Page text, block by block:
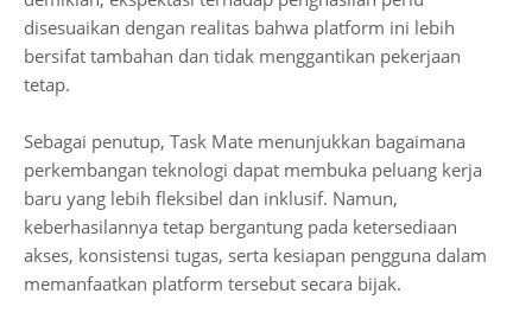
disesuaikan dengan realitas bahwa platform ini lebih
bersifat tambahan dan tidak menggantikan pekerjaan
tetap.
Sebagai penutup, Task Mate menunjukkan bagaimana
perkembangan teknologi dapat membuka peluang kerja
baru yang lebih fleksibel dan inklusif. Namun,
keberhasilannya tetap bergantung pada ketersediaan
akses, konsistensi tugas, serta kesiapan pengguna dalam
memanfaatkan platform tersebut secara bijak.